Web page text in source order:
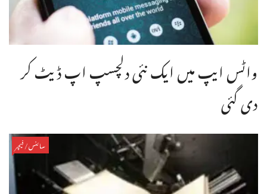
واٹس ایپ میں ایک نئی دلچسپ اپ ڈیٹ کر
دی گئی
سائنس/فیچر